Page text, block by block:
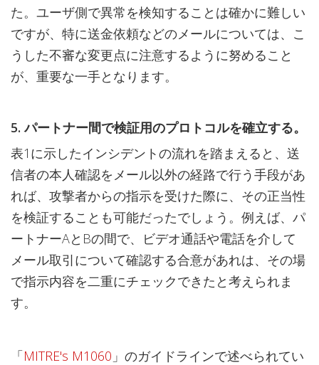
た。ユーザ側で異常を検知することは確かに難しい
ですが、特に送金依頼などのメールについては、こ
うした不審な変更点に注意するように努めること
が、重要な一手となります。
5. パートナー間で検証用のプロトコルを確立する。
表1に示したインシデントの流れを踏まえると、送
信者の本人確認をメール以外の経路で行う手段があ
れば、攻撃者からの指示を受けた際に、その正当性
を検証することも可能だったでしょう。例えば、パ
ートナーAとBの間で、ビデオ通話や電話を介して
メール取引について確認する合意があれは、その場
で指示内容を二重にチェックできたと考えられま
す。
「MITRE's M1060 」のガイドラインで述べられてい